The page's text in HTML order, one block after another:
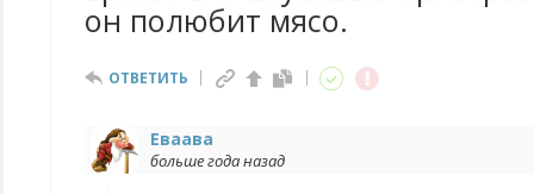
он полюбит мясо.
ОТВЕТИТЬ
Еваава
больше года назад